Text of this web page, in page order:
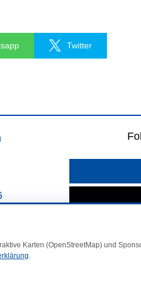
Twitter
Karten (OpenStreetMap) und
.